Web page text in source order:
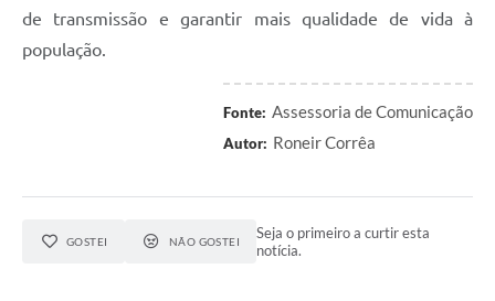
de transmissão e garantir mais qualidade de vida à
população.
Fonte: Assessoria de Comunicação
Autor: Roneir Corrêa
GOSTEI NÃO GOSTEI
Seja o primeiro a curtir esta
notícia.